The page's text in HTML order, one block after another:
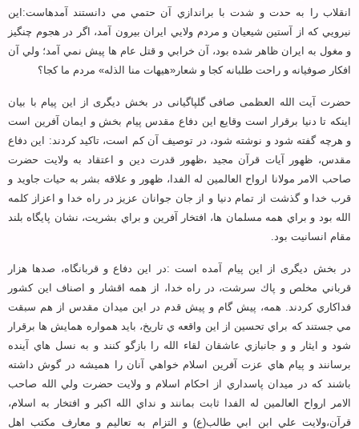
انقلاب را به حدت و شدت با براندازي آن حتمي مي دانستند آمدهاست:اين
نيرويي كه از آستين شيعيان و مردم ولايي ايران بيرون آمد، اگر در هجوم چنگيز
و مغول به ايران ظاهر شده بود، آن خرابي و قتل عام ها پيش نمي آمد؛ ولي آن
افكار صوفيانه و راحت طلبانه كجا و شعار«هيهات منا الذله» مردم ما كجا؟
حضرت آیت الله العظمی صافی گلپاگیانی در بخش دیگری از این پیام با بیان
اینکه تا دنيا برقرار است وقايع اين دفاع مقدس پيام بخش و ايمان آفرين است
و هرچه گفته شود و نوشته شود، در توصيف آن كم است، تاکید کردند: اين دفاع
مقدس، ظهور آيات قرآن مجيد ،ظهور قدرت دين و اعتقاد به ولايت حضرت
صاحب الامر مولانا ارواح العالمين له الفدا، ظهور و علاقه بشر به حيات جاويد و
قرب خدا و گذشت از تمام دنيا و از جان جوانان عزيز در راه خدا و اعزاز كلمه
الله بود و براي همه مسلمان ها، افتخار آفرين و براي بشريت، نشان پايگاه بلند
مقام انسانيت بود.
در بخش دیگری از این پیام آمده است :در اين دفاع و قربانگاه، صدها هزار
قرباني مخلص و پاك سرشت، در راه خدا، از همه اقشار و اصناف اين كشور
فداكاري كردند. همه، پيش گام و پيش قدم در اين ميدان مقدس از هم سبقت
مي جستند كه براي تحسين از اين واقعه ي تاريخ، بايد همواره همايش ها برقرار
شود و ايثار و و جانبازي عاشقان لقاء الله را بازگو كنند و به نسل هاي آينده
برسانند و پيام هاي عزت آفرين اسلام خواهي آنان را هميشه در گوش داشته
باشند كه در ميدان پاسداري از احكام اسلام و ولايت حضرت ولي الله صاحب
الامر ارواح العالمين له الفدا ثابت بمانند و نداي الله اكبر و افتخار به اسلام،
قرآن،ولايت علي ابن ابي طالب(ع) و التزام به تعاليم و معارف مكتب اهل